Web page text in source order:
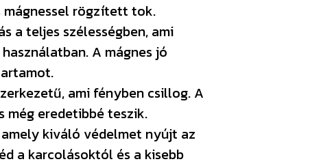
mágnessel rögzített tok.
a teljes szélességben, ami
A mágnes jó
ami fényben csillog. A
még eredetibbé teszik.
kiváló védelmet nyújt az
a karcolásoktól és a kisebb